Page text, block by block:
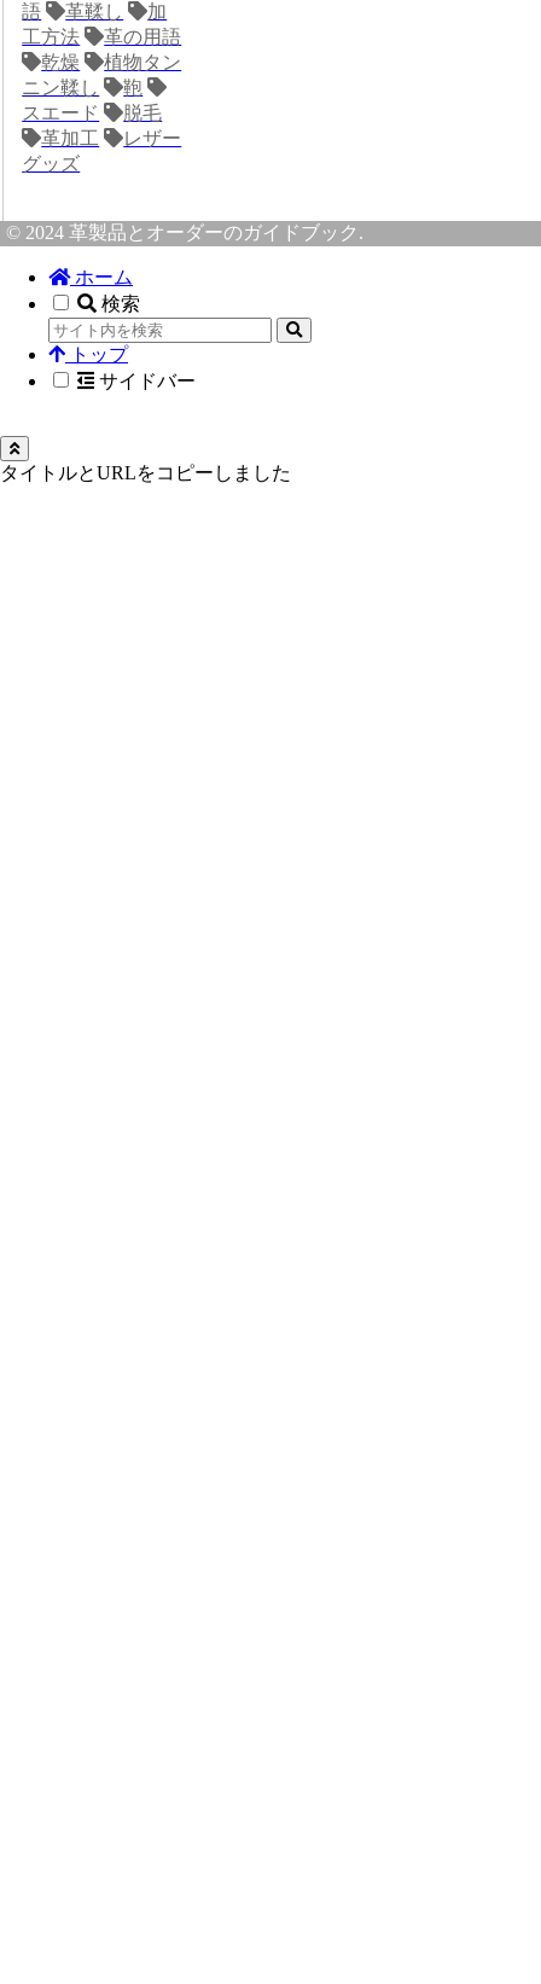
語 革鞣し
加
工方法
革の用語
乾燥
植物タン
ニン鞣し
鞄
スエード
脱毛
革加工
レザー
グッズ
© 2024 革製品とオーダーのガイドブック.
ホーム
検索
トップ
サイドバー
タイトルとURLをコピーしました